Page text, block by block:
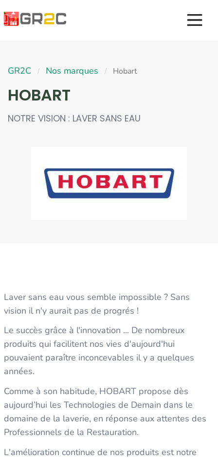
GR2C / Nos marques / Hobart
HOBART
NOTRE VISION : LAVER SANS EAU
Laver sans eau vous semble impossible ? Sans
vision il n'y aurait pas de progrés !
Le succès grâce à l'innovation ... De nombreux
produits qui facilitent nos vies d'aujourd'hui
pouvaient paraître inconcevables il y a quelques
années.
Comme à son habitude, HOBART propose dès
aujourd’hui les Technologies de Demain dans le
domaine de la laverie, en réponse aux attentes des
Professionnels de la Restauration.
L'amélioration continue de nos produits est notre